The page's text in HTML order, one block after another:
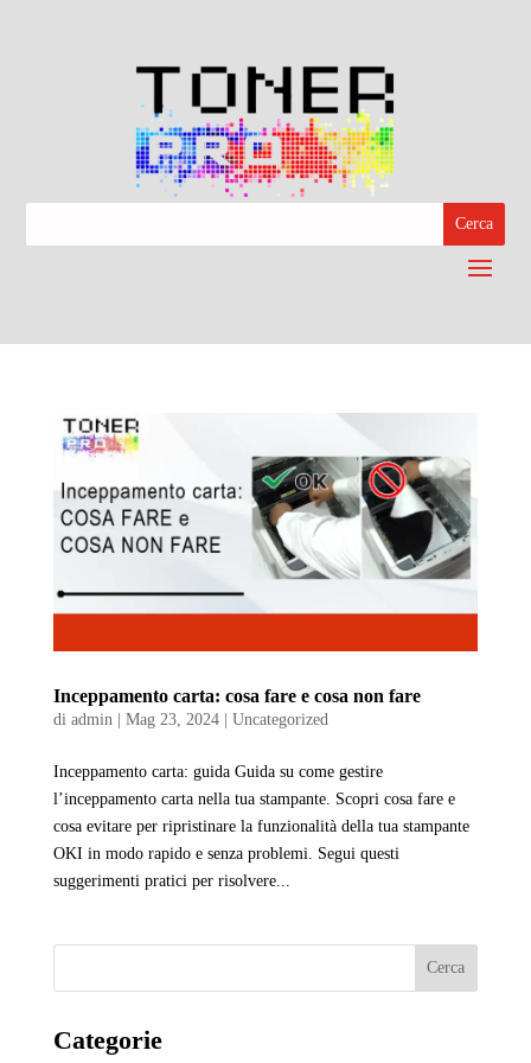
Inceppamento carta: cosa fare e cosa non fare
di admin| Mag 23, 2024| Uncategorized
Inceppamento carta: guida Guida su come gestire
l’inceppamento carta nella tua stampante. Scopri cosa fare e
cosa evitare per ripristinare la funzionalità della tua stampante
OKI in modo rapido e senza problemi. Segui questi
suggerimenti pratici per risolvere...
Cerca
Categorie